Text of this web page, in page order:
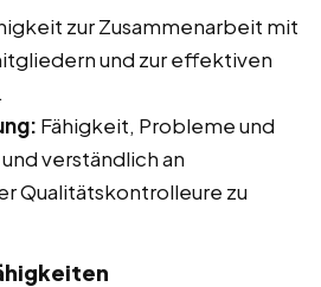
zur Zusammenarbeit mit
und zur effektiven
Fähigkeit, Probleme und
verständlich an
Qualitätskontrolleure zu